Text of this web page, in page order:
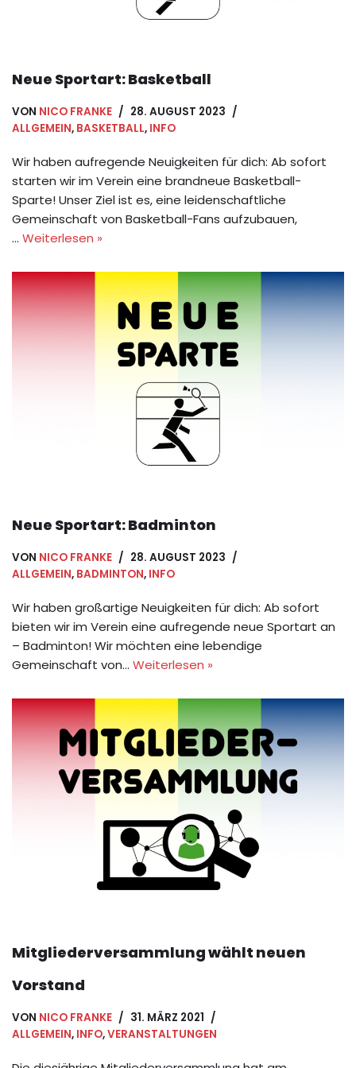
Neue Sportart: Basketball
VON NICO FRANKE
28. AUGUST 2023
ALLGEMEIN, BASKETBALL, INFO
Wir haben aufregende Neuigkeiten für dich: Ab sofort
starten wir im Verein eine brandneue Basketball-
Sparte! Unser Ziel ist es, eine leidenschaftliche
Gemeinschaft von Basketball-Fans aufzubauen,
… Weiterlesen »
Neue Sportart: Badminton
VON NICO FRANKE
28. AUGUST 2023
ALLGEMEIN, BADMINTON, INFO
Wir haben großartige Neuigkeiten für dich: Ab sofort
bieten wir im Verein eine aufregende neue Sportart an
– Badminton! Wir möchten eine lebendige
Gemeinschaft von… Weiterlesen »
Mitgliederversammlung wählt neuen
Vorstand
VON NICO FRANKE
31. MÄRZ 2021
ALLGEMEIN, INFO,VERANSTALTUNGEN